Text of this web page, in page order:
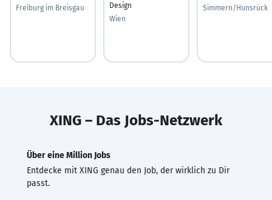
Freiburg im Breisgau
Design
Wien
Simmern/Hunsrück
XING – Das Jobs-Netzwerk
Über eine Million Jobs
Entdecke mit XING genau den Job, der wirklich zu Dir
passt.